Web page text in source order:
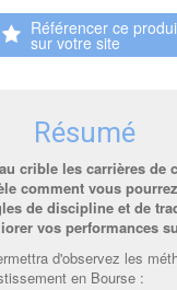
Référencer ce
Résumé
crible les carrières de
comment vous
de discipline et de
vos performances
d'observez les
en Bourse :